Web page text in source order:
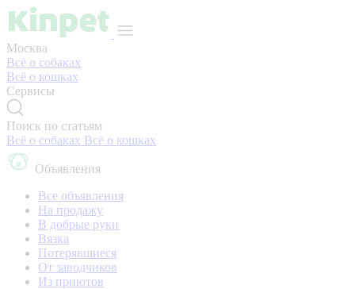
Москва
Всё о собаках
Всё о кошках
Сервисы
Поиск по статьям
Всё о собаках Всё о кошках
Объявления
Все объявления
На продажу
В добрые руки
Вязка
Потерявшиеся
От заводчиков
Из приютов